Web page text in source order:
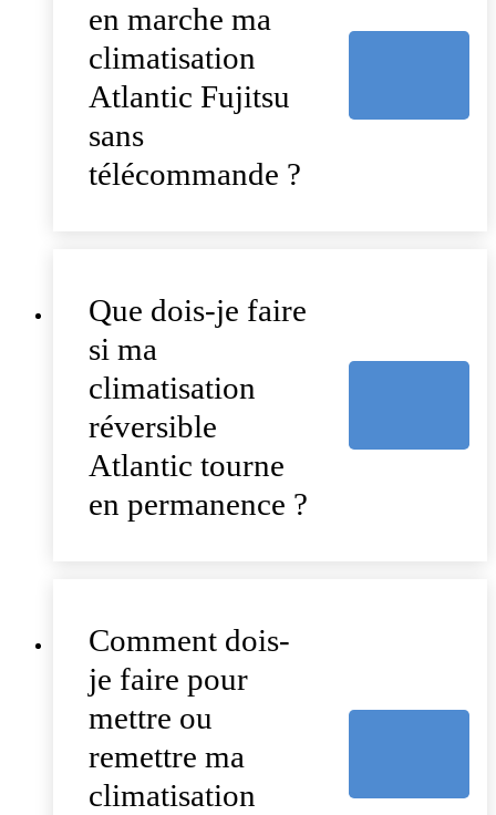
en marche ma
climatisation
Atlantic Fujitsu
sans
télécommande ?
Que dois-je faire
si ma
climatisation
réversible
Atlantic tourne
en permanence ?
Comment dois-
je faire pour
mettre ou
remettre ma
climatisation